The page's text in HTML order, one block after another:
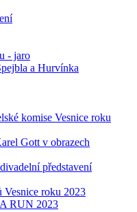
- jaro
a Hurvínka
komise Vesnice roku
Gott v obrazech
představení
Vesnice roku 2023
RUN 2023